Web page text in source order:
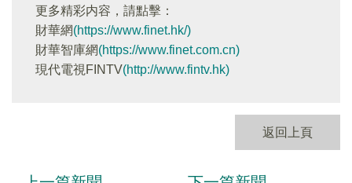
更多精彩内容，請點擊：
財華網(https://www.finet.hk/)
財華智庫網(https://www.finet.com.cn)
現代電視FINTV(http://www.fintv.hk)
返回上頁